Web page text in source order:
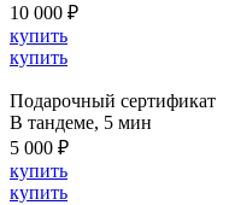
10 000 ₽
купить
купить
Подарочный сертификат
В тандеме, 5 мин
5 000 ₽
купить
купить